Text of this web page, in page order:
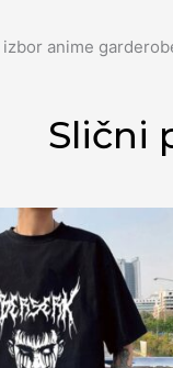
anime
Slični